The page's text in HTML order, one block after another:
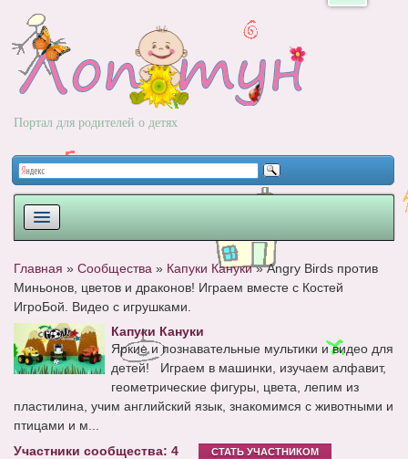
Портал для родителей о детях
РОДЫ
НОВОРОЖДЕННЫЙ
РАЗВИТИЕ
ЧАТ
Главная » Сообщества » Капуки Кануки»Angry Birds против
Миньонов, цветов и драконов! Играем вместе с Костей
ИгроБой. Видео с игрушками.
Капуки Кануки
Яркие и познавательные мультики и видео для
детей! Играем в машинки, изучаем алфавит,
геометрические фигуры, цвета, лепим из
пластилина, учим английский язык, знакомимся с животными и
птицами и м...
Участники сообщества: 4
СТАТЬ УЧАСТНИКОМ